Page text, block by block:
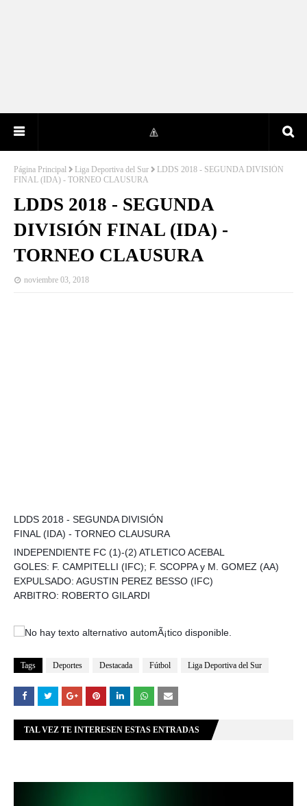
Página Principal Liga Deportiva del Sur
LDDS 2018 - SEGUNDA DIVISIÓN
FINAL (IDA) - TORNEO CLAUSURA
LDDS 2018 - SEGUNDA
DIVISIÓN FINAL (IDA) -
TORNEO CLAUSURA
noviembre 03, 2018
LDDS 2018 - SEGUNDA DIVISIÓN
FINAL (IDA) - TORNEO CLAUSURA
INDEPENDIENTE FC (1)-(2) ATLETICO ACEBAL
GOLES: F. CAMPITELLI (IFC); F. SCOPPA y M. GOMEZ (AA)
EXPULSADO: AGUSTIN PEREZ BESSO (IFC)
ARBITRO: ROBERTO GILARDI
Tags Deportes Destacada Fútbol Liga Deportiva del Sur
TAL VEZ TE INTERESEN ESTAS ENTRADAS